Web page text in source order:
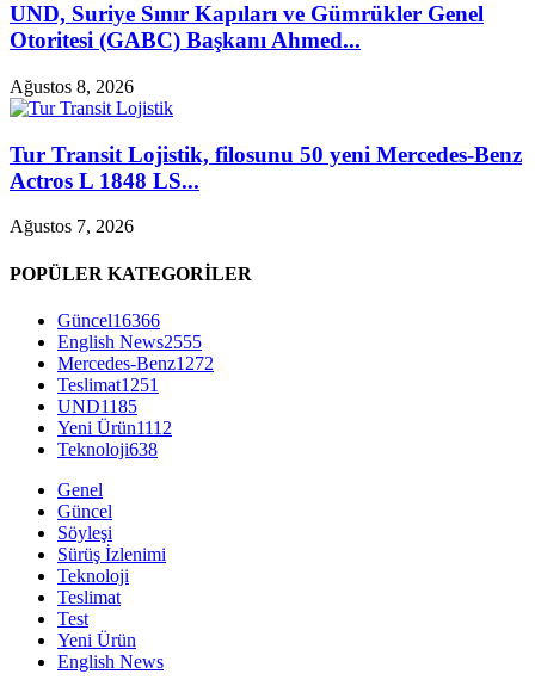
UND, Suriye Sınır Kapıları ve Gümrükler Genel
Otoritesi (GABC) Başkanı Ahmed...
Ağustos 8, 2026
Tur Transit Lojistik, filosunu 50 yeni Mercedes-Benz
Actros L 1848 LS...
Ağustos 7, 2026
POPÜLER KATEGORİLER
Güncel16366
English News2555
Mercedes-Benz1272
Teslimat1251
UND1185
Yeni Ürün1112
Teknoloji638
Genel
Güncel
Söyleşi
Sürüş İzlenimi
Teknoloji
Teslimat
Test
Yeni Ürün
English News